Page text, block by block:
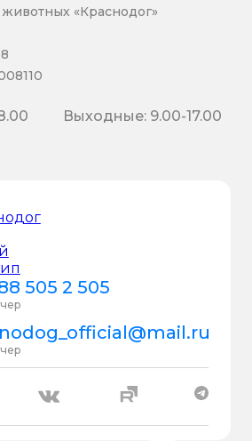
505 2 505
«Краснодог»
Выходные: 9.00-17.00